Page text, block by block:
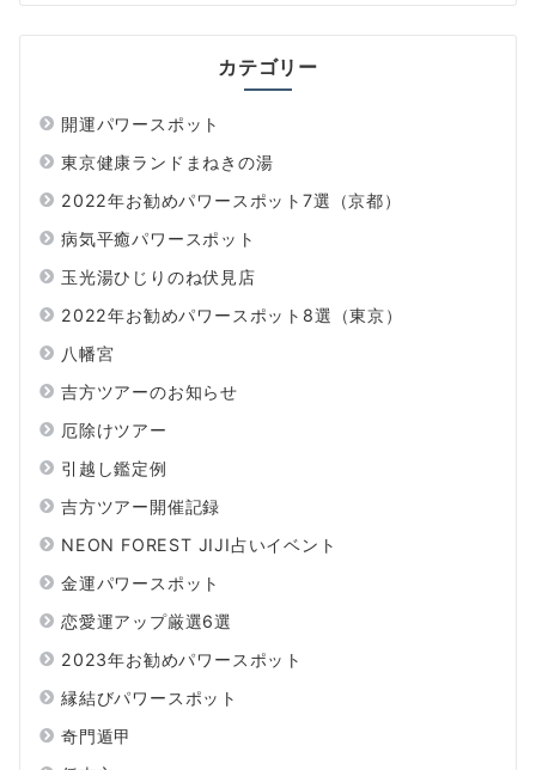
カテゴリー
開運パワースポット
東京健康ランドまねきの湯
2022年お勧めパワースポット7選（京都）
病気平癒パワースポット
玉光湯ひじりのね伏見店
2022年お勧めパワースポット8選（東京）
八幡宮
吉方ツアーのお知らせ
厄除けツアー
引越し鑑定例
吉方ツアー開催記録
NEON FOREST JIJI占いイベント
金運パワースポット
恋愛運アップ厳選6選
2023年お勧めパワースポット
縁結びパワースポット
奇門遁甲